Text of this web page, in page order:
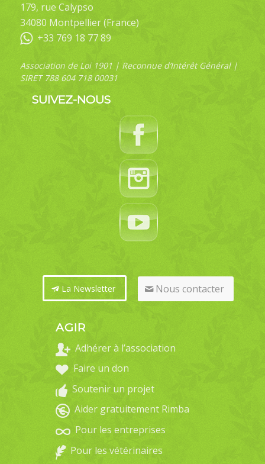
179, rue Calypso
34080 Montpellier (France)
+33 769 18 77 89
Association de Loi 1901 | Reconnue d’Intérêt Général |
SIRET 788 604 718 00031
SUIVEZ-NOUS
La Newsletter Nous contacter
AGIR
Adhérer à l’association
Faire un don
Soutenir un projet
Aider gratuitement Rimba
Pour les entreprises
Pour les vétérinaires